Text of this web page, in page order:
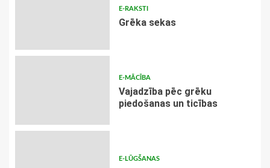
E-RAKSTI
Grēka sekas
E-MĀCĪBA
Vajadzība pēc grēku
piedošanas un ticības
E-LŪGŠANAS